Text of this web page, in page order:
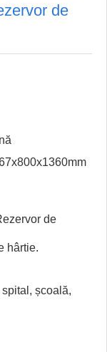
de
de
hârtie.
școală,